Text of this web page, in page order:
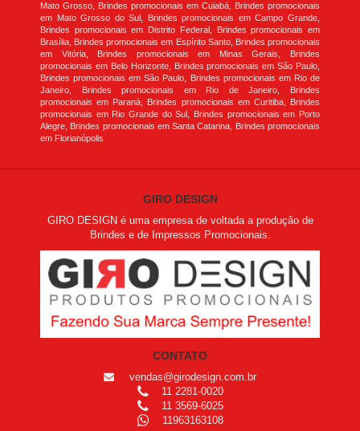
Mato Grosso, Brindes promocionais em Cuiabá, Brindes promocionais
em Mato Grosso do Sul, Brindes promocionais em Campo Grande,
Brindes promocionais em Distrito Federal, Brindes promocionais em
Brasília, Brindes promocionais em Espírito Santo, Brindes promocionais
em Vitória, Brindes promocionais em Minas Gerais, Brindes
promocionais em Belo Horizonte, Brindes promocionais em São Paulo,
Brindes promocionais em São Paulo, Brindes promocionais em Rio de
Janeiro, Brindes promocionais em Rio de Janeiro, Brindes
promocionais em Paraná, Brindes promocionais em Curitiba, Brindes
promocionais em Rio Grande do Sul, Brindes promocionais em Porto
Alegre, Brindes promocionais em Santa Catarina, Brindes promocionais
em Florianópolis
GIRO DESIGN
GIRO DESIGN é uma empresa de voltada a produção de
Brindes e de Impressos Promocionais.
CONTATO
vendas@girodesign.com.br
11 2281-0020
11 3569-6025
11963163108